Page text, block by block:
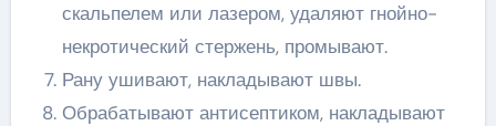
скальпелем или лазером, удаляют гнойно-
некротический стержень, промывают.
Рану ушивают, накладывают швы.
Обрабатывают антисептиком, накладывают